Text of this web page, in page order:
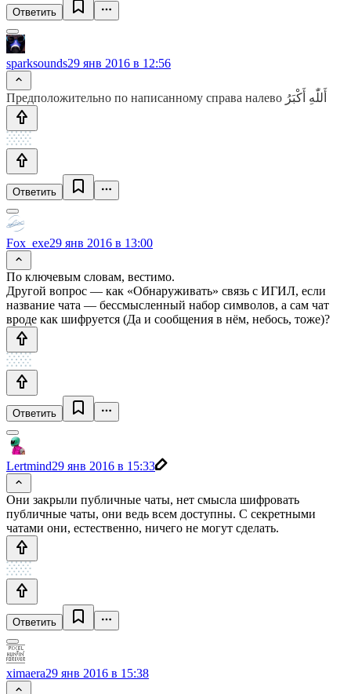
Ответить
sparksounds29 янв 2016 в 12:56
Предположительно по написанному справа налево أَللّٰهِ أَكْبَرُ
Ответить
Fox_exe29 янв 2016 в 13:00
По ключевым словам, вестимо.
Другой вопрос — как «Обнаруживать» связь с ИГИЛ, если
название чата — бессмысленный набор символов, а сам чат
вроде как шифруется (Да и сообщения в нём, небось, тоже)?
Ответить
Lertmind29 янв 2016 в 15:33
Они закрыли публичные чаты, нет смысла шифровать
публичные чаты, они ведь всем доступны. С секретными
чатами они, естественно, ничего не могут сделать.
Ответить
ximaera29 янв 2016 в 15:38